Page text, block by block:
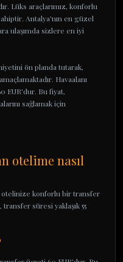
Lüks araçlarımız, konforlu
Antalya'nın en güzel
ulaşımda sizlere en iyi
ön planda tutarak,
Havaalanı
EUR'dur. Bu fiyat,
sağlamak için
otelime nasıl
otelinize konforlu bir transfer
süresi yaklaşık 55